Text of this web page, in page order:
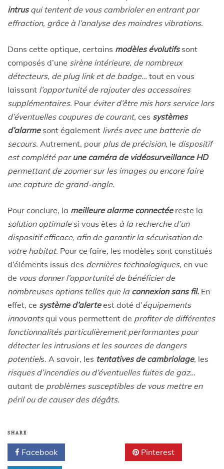
intrusqui tentent de vous cambrioler en entrant par
effraction, grâce à l’analyse des moindres vibrations.
Dans cette optique, certains modèles évolutifssont
composés d’une sirène intérieure, de nombreux
détecteurs, de plug link et de badge… tout en vous
laissant l’opportunité de rajouter des accessoires
supplémentaires. Pour éviter d’être mis hors service lors
d’éventuelles coupures de courant, ces systèmes
d’alarmesont également livrés avec une batterie de
secours. Autrement, pour plus de précision, le dispositif
est complété parune caméra de vidéosurveillance HD
permettant de zoomer sur les images ou encore faire
une capture de grand-angle.
Pour conclure, la meilleure alarme connectéereste la
solution optimalesi vous êtes à la recherche d’un
dispositif efficace, afin de garantir la sécurisation de
votre habitat. Pour ce faire, les modèles sont constitués
d’éléments issus des dernières technologiques, en vue
de vous donner l’opportunité de bénéficier de
nombreuses options telles que la connexion sans fil. En
effet, ce système d’alerteest doté d’équipements
innovantsqui vous permettent de profiter de différentes
fonctionnalités particulièrement performantes pour
détecter les intrusions et les sources de dangers
potentiels. A savoir, les tentatives de cambriolage, les
risques d’incendies ou d’éventuelles fuites de gaz…
autant de problèmes susceptibles de vous mettre en
péril ou de causer des dégâts.
SHARE
Facebook Pinterest